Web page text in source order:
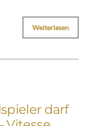
Weiterlesen
darf